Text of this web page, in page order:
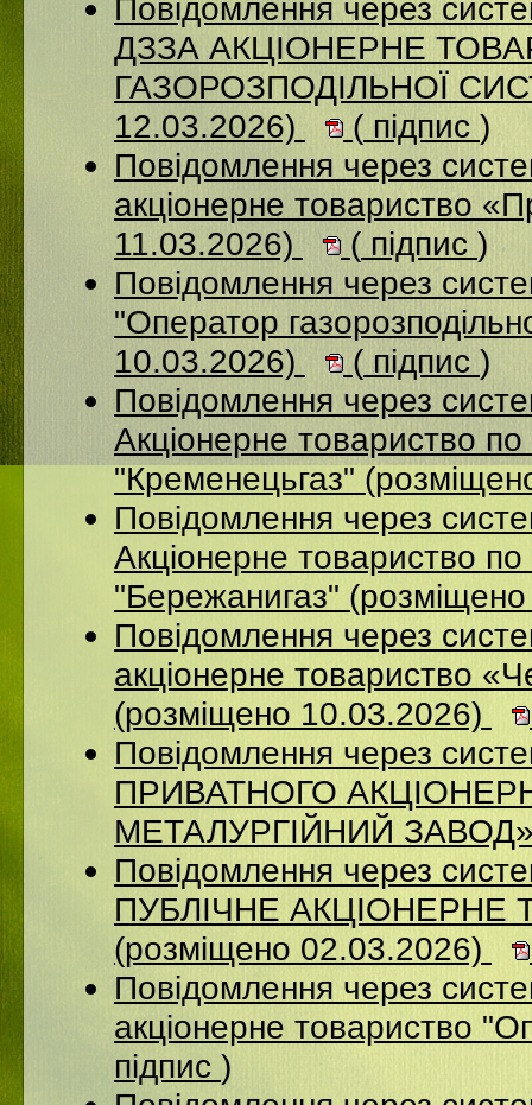
Повідомлення через
ДЗЗА АКЦІОНЕРНЕ
ГАЗОРОЗПОДІЛЬНОЇ
12.03.2026)
( підпис )
Повідомлення через
акціонерне товариство
11.03.2026)
( підпис )
Повідомлення через
"Оператор
10.03.2026)
( підпис)
Повідомлення через
Акціонерне товариство по
"Кременецьгаз"
Повідомлення через
Акціонерне товариство по
"Бережанигаз"
Повідомлення через
акціонерне товариство
(розміщено 10.03.2026)
Повідомлення через
ПРИВАТНОГО
МЕТАЛУРГІЙНИЙ ЗАВОД»
Повідомлення через
ПУБЛІЧНЕ
(розміщено 02.03.2026)
Повідомлення через
акціонерне товариство
підпис )